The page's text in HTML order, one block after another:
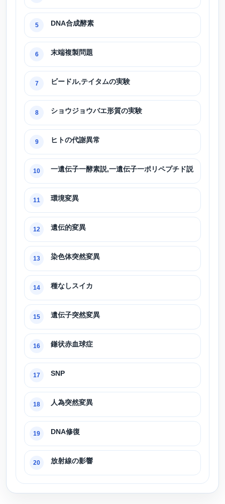
5 DNA合成酵素
6 末端複製問題
7 ビードル,テイタムの実験
8 ショウジョウバエ形質の実験
9 ヒトの代謝異常
10 一遺伝子一酵素説,一遺伝子一ポリペプチド説
11 環境変異
12 遺伝的変異
13 染色体突然変異
14 種なしスイカ
15 遺伝子突然変異
16 鎌状赤血球症
17 SNP
18 人為突然変異
19 DNA修復
20 放射線の影響